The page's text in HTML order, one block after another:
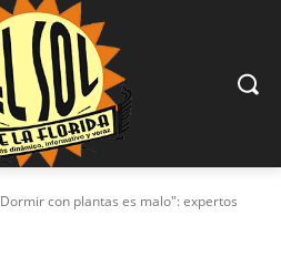
con plantas es malo": expertos